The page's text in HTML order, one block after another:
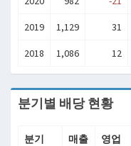
2019 1,129 31
2018 1,086 12
분기별 배당 현황
분기
매출
영업